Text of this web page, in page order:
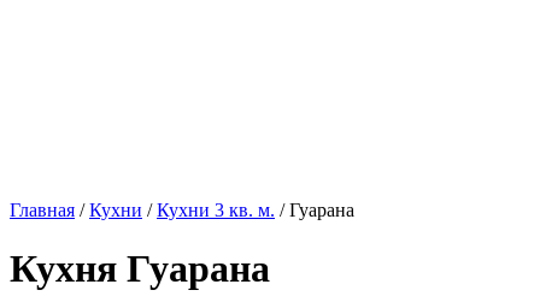
Главная /Кухни /Кухни 3 кв. м. / Гуарана
Кухня Гуарана